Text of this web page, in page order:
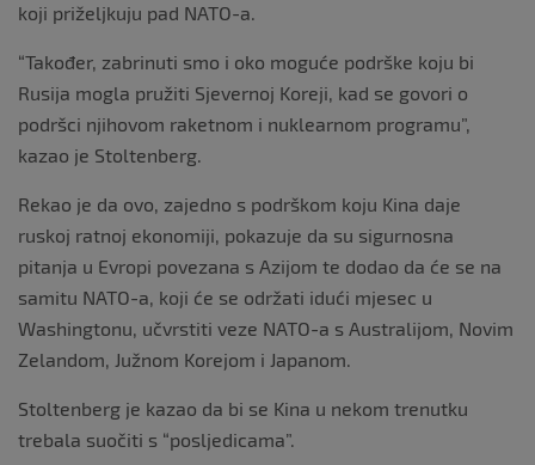
koji priželjkuju pad NATO-a.
“Također, zabrinuti smo i oko moguće podrške koju bi
Rusija mogla pružiti Sjevernoj Koreji, kad se govori o
podršci njihovom raketnom i nuklearnom programu”,
kazao je Stoltenberg.
Rekao je da ovo, zajedno s podrškom koju Kina daje
ruskoj ratnoj ekonomiji, pokazuje da su sigurnosna
pitanja u Evropi povezana s Azijom te dodao da će se na
samitu NATO-a, koji će se održati idući mjesec u
Washingtonu, učvrstiti veze NATO-a s Australijom, Novim
Zelandom, Južnom Korejom i Japanom.
Stoltenberg je kazao da bi se Kina u nekom trenutku
trebala suočiti s “posljedicama”.